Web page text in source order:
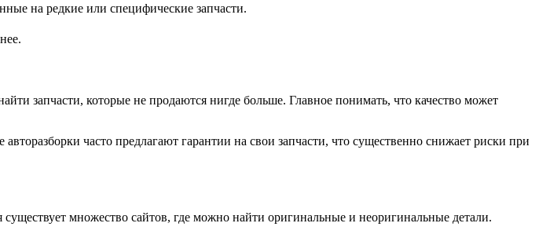
на редкие или специфические запчасти.
запчасти, которые не продаются нигде больше. Главное понимать, что качество может
часто предлагают гарантии на свои запчасти, что существенно снижает риски при
множество сайтов, где можно найти оригинальные и неоригинальные детали.